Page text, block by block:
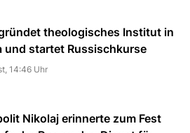
theologisches Institut in
und startet Russischkurse
14:46 Uhr
Nikolaj erinnerte zum Fest